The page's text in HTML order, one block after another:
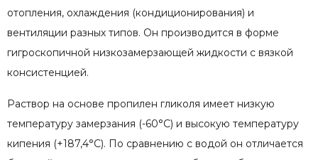
отопления, охлаждения (кондиционирования) и
вентиляции разных типов. Он производится в форме
гигроскопичной низкозамерзающей жидкости с вязкой
консистенцией.
Раствор на основе пропилен гликоля имеет низкую
температуру замерзания (-60°С) и высокую температуру
кипения (+187,4°С). По сравнению с водой он отличается